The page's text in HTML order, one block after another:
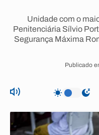
Unidade com o
Penitenciária Sílvio
Segurança Máxima
Publicado